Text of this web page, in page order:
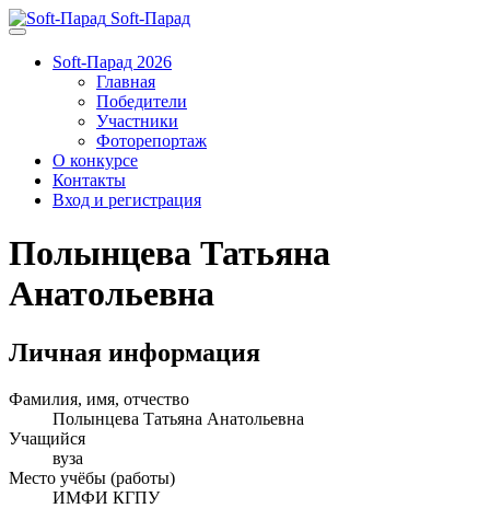
Soft-Парад
Soft-Парад 2026
Главная
Победители
Участники
Фоторепортаж
О конкурсе
Контакты
Вход и регистрация
Полынцева Татьяна
Анатольевна
Личная информация
Фамилия, имя, отчество
Полынцева Татьяна Анатольевна
Учащийся
вуза
Место учёбы (работы)
ИМФИ КГПУ